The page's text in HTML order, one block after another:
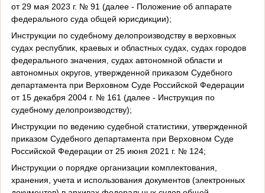
от 29 мая 2023 г. № 91 (далее - Положение об аппарате
федерального суда общей юрисдикции);
Инструкции по судебному делопроизводству в верховных
судах республик, краевых и областных судах, судах городов
федерального значения, судах автономной области и
автономных округов, утвержденной приказом Судебного
департамента при Верховном Суде Российской Федерации
от 15 декабря 2004 г. № 161 (далее - Инструкция по
судебному делопроизводству);
Инструкции по ведению судебной статистики, утвержденной
приказом Судебного департамента при Верховном Суде
Российской Федерации от 25 июня 2021 г. № 124;
Инструкции о порядке организации комплектования,
хранения, учета и использования документов (электронных